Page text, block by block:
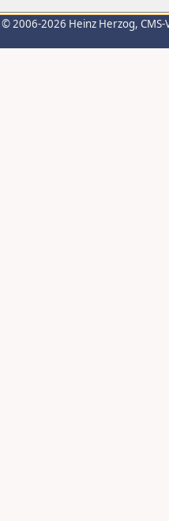
© 2006-2026 Heinz Herzog,